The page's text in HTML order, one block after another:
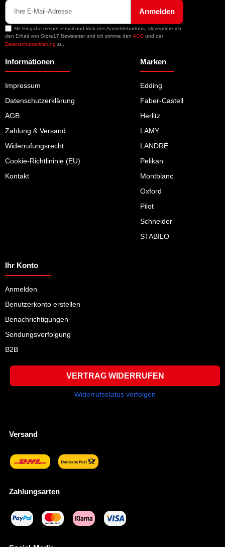
Anmelden
Mit Eingabe meiner e-mail und klick des Anmeldebuttons, aktzeptiere ich
den Erhalt von Store17 Newsletter und ich stimme den AGB und der
Datenschutzerklärung zu.
Informationen
Impressum
Datenschutzerklärung
AGB
Zahlung & Versand
Widerrufungsrecht
Cookie-Richtlininie (EU)
Kontakt
Marken
Edding
Faber-Castell
Herlitz
LAMY
LANDRÉ
Pelikan
Montblanc
Oxford
Pilot
Schneider
STABILO
Ihr Konto
Anmelden
Benutzerkonto erstellen
Benachrichtigungen
Sendungsverfolgung
B2B
VERTRAG WIDERRUFEN
Widerrufsstatus verfolgen
Versand
Zahlungsarten